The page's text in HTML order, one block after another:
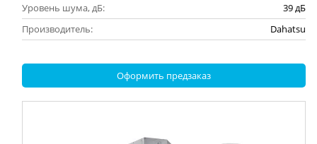
Уровень шума, дБ:
39 дБ
Производитель:
Dahatsu
Оформить предзаказ